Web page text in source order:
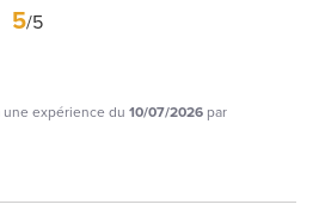
5/5
une expérience du 10/07/2026 par